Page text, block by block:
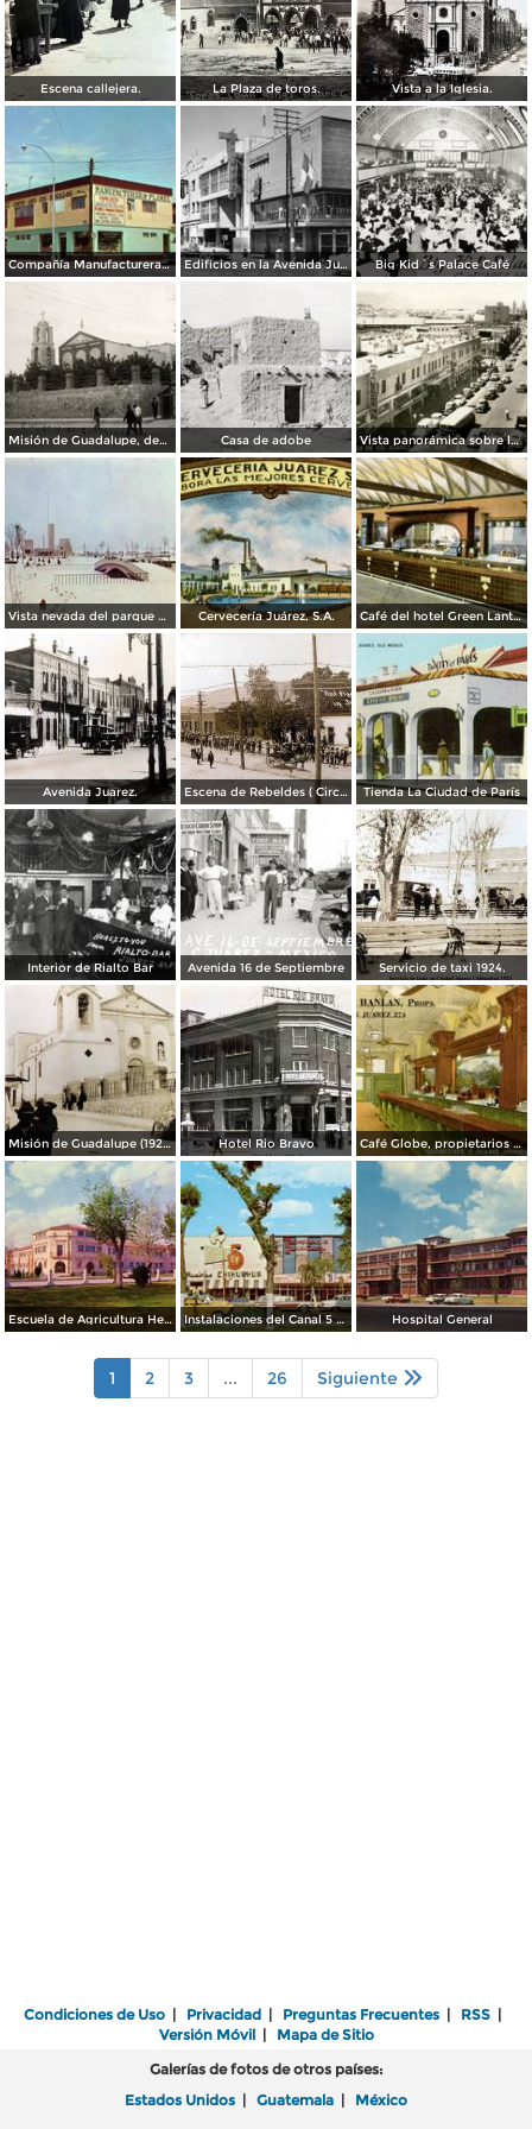
Escena callejera. La Plaza de toros. Vista a la Iglesia.
Compañía Manufacturera Plamex, en el cruce de Insurgentes y Paraguay Edificios en la Avenida Juárez Big Kid´s Palace Café
Misión de Guadalupe, depúes de la toma de Ciudad Juárez, durante la Revolución Mexicana Casa de adobe Vista panorámica sobre la Avenida 16 de Septiembre
Vista nevada del parque El Chamizal Cervecería Juárez, S.A. Café del hotel Green Lantern Inn
Avenida Juarez. Escena de Rebeldes ( Circulada el 8 de Diciembre de 1913 ). Tienda La Ciudad de París
Interior de Rialto Bar Avenida 16 de Septiembre Servicio de taxi 1924.
Misión de Guadalupe (1924) Hotel Rio Bravo Café Globe, propietarios Mooney & Hanlan
Escuela de Agricultura Hermanos Escobar Instalaciones del Canal 5 XEJ TV Hospital General
1 2 3 ... 26 Siguiente
Condiciones de Uso | Privacidad | Preguntas Frecuentes | RSS |
Versión Móvil| Mapa de Sitio
Galerías de fotos de otros países:
Estados Unidos | Guatemala | México